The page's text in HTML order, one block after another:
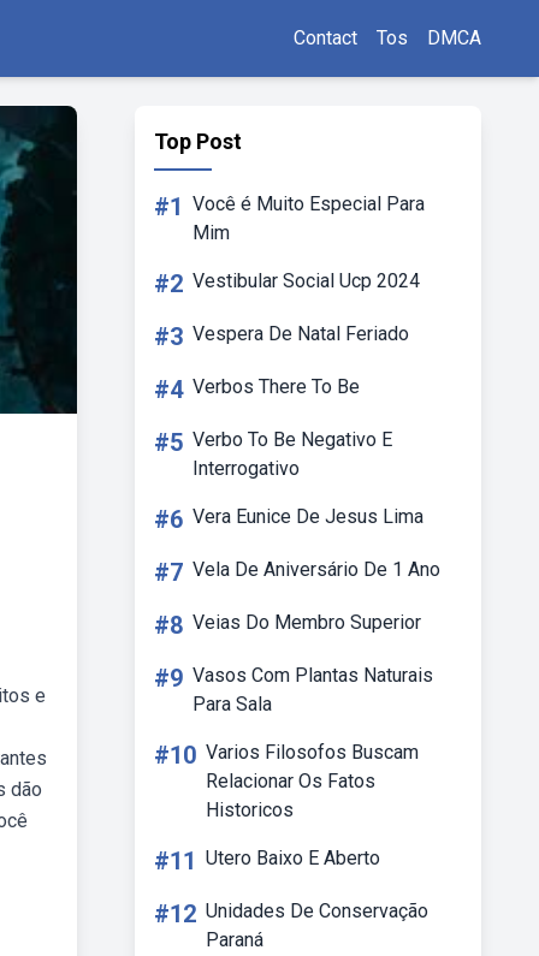
Contact Tos DMCA
e
dão
Top Post
#1 Você é Muito Especial Para
Mim
#2 Vestibular Social Ucp 2024
#3 Vespera De Natal Feriado
#4 Verbos There To Be
#5 Verbo To Be Negativo E
Interrogativo
#6 Vera Eunice De Jesus Lima
#7 Vela De Aniversário De 1 Ano
#8 Veias Do Membro Superior
#9 Vasos Com Plantas Naturais
Para Sala
#10 Varios Filosofos Buscam
Relacionar Os Fatos
Historicos
#11 Utero Baixo E Aberto
#12 Unidades De Conservação
Paraná